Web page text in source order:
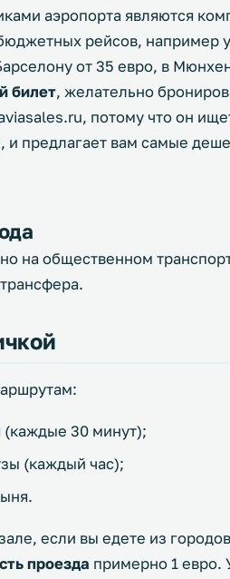
аэропорта являются
рейсов, например
от 35 евро, в
билет, желательно
потому что он
и предлагает вам самые
на общественном
(каждые 30 минут);
(каждый час);
если вы едете из
проезда примерно 1 евро.